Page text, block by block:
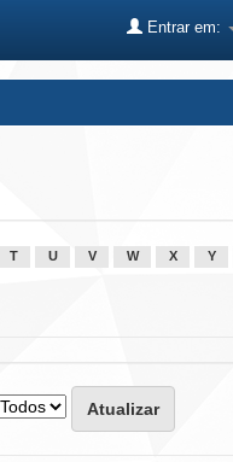
Entrar em:
T U V W X Y